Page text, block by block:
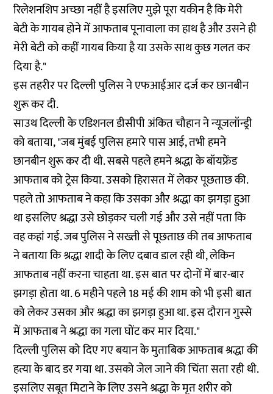
रिलेशनशिप अच्छा नहीं है इसलिए मुझे पूरा यकीन है कि मेरी
बेटी के गायब होने में आफताब पूनावाला का हाथ है और उसने ही
मेरी बेटी को कहीं गायब किया है या उसके साथ कुछ गलत कर
दिया है."
इस तहरीर पर दिल्ली पुलिस ने एफआईआर दर्ज कर छानबीन
शुरू कर दी.
साउथ दिल्ली के एडिशनल डीसीपी अंकित चौहान ने न्यूजलॉन्ड्री
को बताया, "जब मुंबई पुलिस हमारे पास आई, तभी हमने
छानबीन शुरू कर दी थी. सबसे पहले हमने श्रद्धा के बॉयफ्रेंड
आफताब को ट्रेस किया. उसको हिरासत में लेकर पूछताछ की.
पहले तो आफताब ने कहा कि उसका और श्रद्धा का झगड़ा हुआ
था इसलिए श्रद्धा उसे छोड़कर चली गई और उसे नहीं पता कि
वह कहां गई. जब पुलिस ने सख्ती से पूछताछ की तब आफताब
ने बताया कि श्रद्धा शादी के लिए दबाव डाल रही थी, लेकिन
आफताब नहीं करना चाहता था. इस बात पर दोनों में बार-बार
झगड़ा होता था. 6 महीने पहले 18 मई की शाम को भी इसी बात
को लेकर उसका और श्रद्धा का झगड़ा हुआ था. इस दौरान गुस्से
में आफताब ने श्रद्धा का गला घोंट कर मार दिया."
दिल्ली पुलिस को दिए गए बयान के मुताबिक आफताब श्रद्धा की
हत्या के बाद डर गया था. उसको जेल जाने की चिंता सता रही थी.
इसलिए सबूत मिटाने के लिए उसने श्रद्धा के मृत शरीर को